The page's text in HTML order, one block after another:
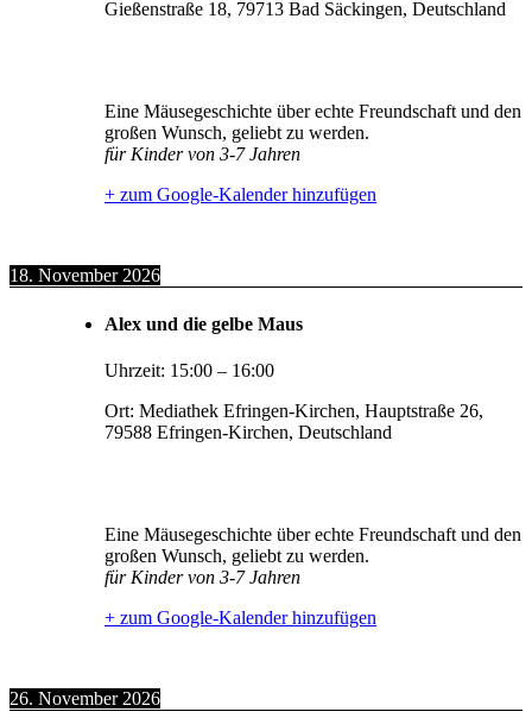
Gießenstraße 18, 79713 Bad Säckingen, Deutschland
Eine Mäusegeschichte über echte Freundschaft und den
großen Wunsch, geliebt zu werden.
für Kinder von 3-7 Jahren
+ zum Google-Kalender hinzufügen
18. November 2026
Alex und die gelbe Maus
Uhrzeit: 15:00 – 16:00
Ort: Mediathek Efringen-Kirchen, Hauptstraße 26,
79588 Efringen-Kirchen, Deutschland
Eine Mäusegeschichte über echte Freundschaft und den
großen Wunsch, geliebt zu werden.
für Kinder von 3-7 Jahren
+ zum Google-Kalender hinzufügen
26. November 2026